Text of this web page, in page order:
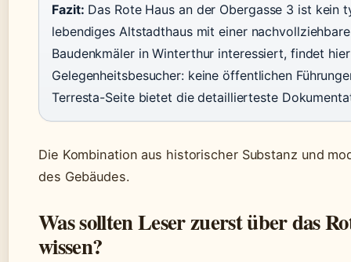
Fazit: Das Rote Haus an der Obergasse 3 ist kein
lebendiges Altstadthaus mit einer
Baudenkmäler in Winterthur interessiert, findet
Gelegenheitsbesucher: keine öffentlichen
Terresta-Seite bietet die detaillierteste
Die Kombination aus historischer Substanz und
des Gebäudes.
Was sollten Leser zuerst über das
wissen?